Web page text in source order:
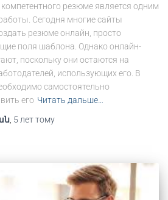
резюме является одним
Сегодня многие сайты
резюме онлайн, просто
поля шаблона. Однако онлайн-
поскольку они остаются на
использующих его. В
самостоятельно
его Читать дальше…
5 леттому